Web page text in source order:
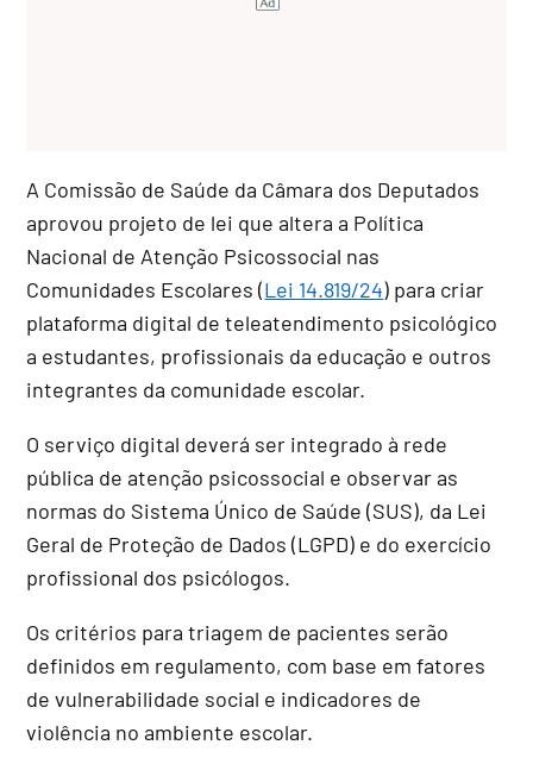
A Comissão de Saúde da Câmara dos Deputados
aprovou projeto de lei que altera a Política
Nacional de Atenção Psicossocial nas
Comunidades Escolares (Lei 14.819/24) para criar
plataforma digital de teleatendimento psicológico
a estudantes, profissionais da educação e outros
integrantes da comunidade escolar.
O serviço digital deverá ser integrado à rede
pública de atenção psicossocial e observar as
normas do Sistema Único de Saúde (SUS), da Lei
Geral de Proteção de Dados (LGPD) e do exercício
profissional dos psicólogos.
Os critérios para triagem de pacientes serão
definidos em regulamento, com base em fatores
de vulnerabilidade social e indicadores de
violência no ambiente escolar.